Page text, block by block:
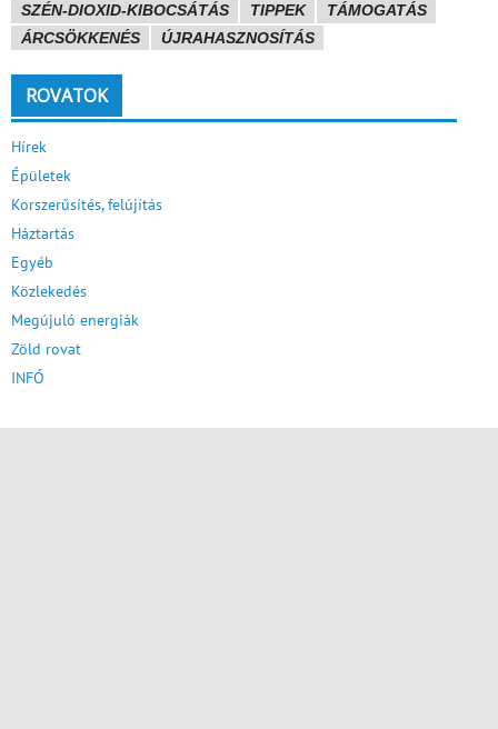
SZÉN-DIOXID-KIBOCSÁTÁS
TIPPEK
TÁMOGATÁS
ÁRCSÖKKENÉS
ÚJRAHASZNOSÍTÁS
ROVATOK
Hírek
Épületek
Korszerűsítés, felújítás
Háztartás
Egyéb
Közlekedés
Megújuló energiák
Zöld rovat
INFÓ